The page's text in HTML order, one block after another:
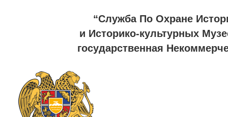
“Служба По Охране
и Историко-культурных
государственная